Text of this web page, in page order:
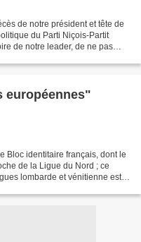
de notre président et tête de
du Parti Niçois-Partit
de notre leader, de ne pas
européennes"
Bloc identitaire français, dont le
de la Ligue du Nord ; ce
lombarde et vénitienne est